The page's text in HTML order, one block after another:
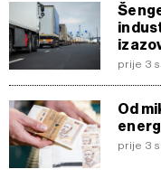
prije 3
Od
prije 3